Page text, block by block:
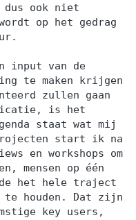
ook niet
op het gedrag
input van de
te maken krijgen
zullen gaan
is het
staat wat mij
start ik na
en workshops om
mensen op één
het hele traject
te houden. Dat zijn
key users,